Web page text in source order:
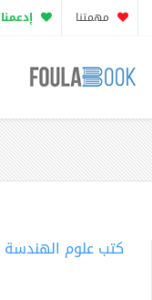
مهمتنا إدعمنا
كتب علوم الهندسة